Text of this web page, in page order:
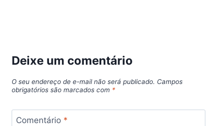
Deixe um comentário
O seu endereço de e-mail não será publicado. Campos
obrigatórios são marcados com *
Comentário *